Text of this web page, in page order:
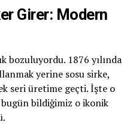
Girer: Modern
bozuluyordu. 1876 yılında
yerine sosu sirke,
seri üretime geçti. İşte o
bildiğimiz o ikonik